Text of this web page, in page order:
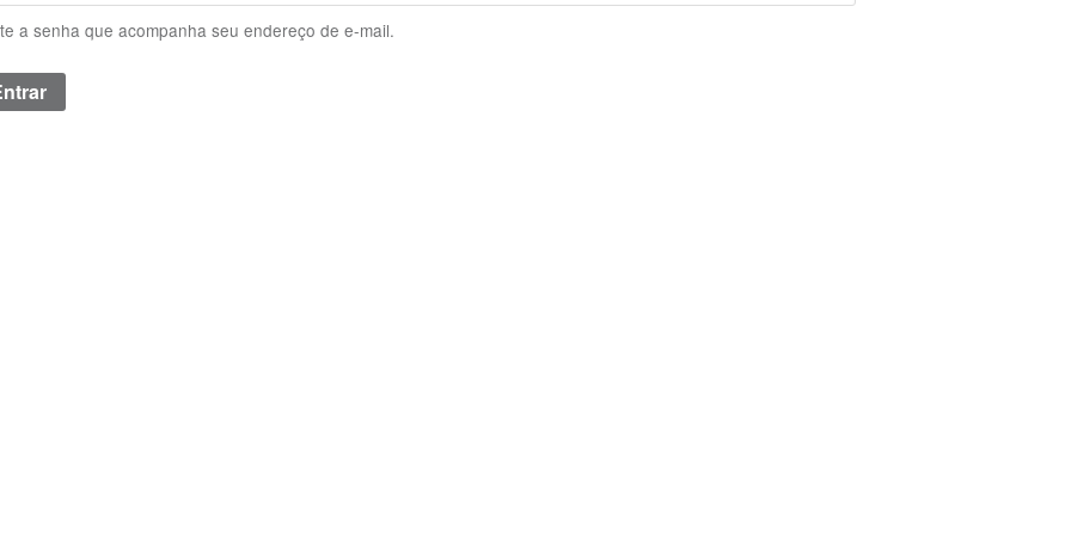
a senha que acompanha seu endereço de e-mail.